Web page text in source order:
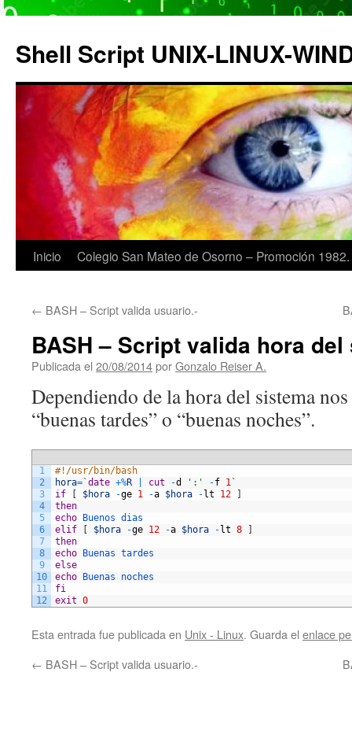
contenido
Shell Script UNIX-LINUX-
Inicio Colegio San Mateo de Osorno – Promoción 1982.
← BASH – Script valida usuario.-
BASH – Script valida hora
Publicada el 20/08/2014porGonzalo Reiser A.
Dependiendo de la hora del sistema
“buenas tardes” o “buenas noches”.
1
2
3
4
5
6
7
8
9
10
11
12
#!/usr/bin/bash
hora= ` date +%R cut -d ':' -f 1 `
if
$hora -ge 1 -a $hora - lt 12
then
echo
Buenos dias
elif
$hora -ge 12 -a $hora - lt 8
then
echo
Buenas tardes
else
echo
Buenas noches
fi
exit 0
Esta entrada fue publicada en Unix - Linux. Guarda el enlace
← BASH – Script valida usuario.-